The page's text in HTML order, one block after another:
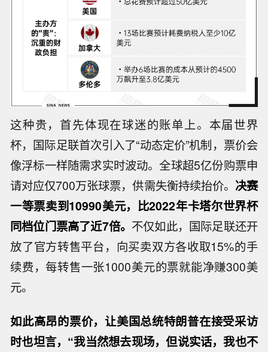
这种贵，首先体现在球迷的账单上。本届世界
杯，国际足联首次引入了“动态定价”机制，票价会
像浮标一样随需求实时波动。全球超5亿份购票申
请对应仅700万张球票，供需失衡持续抬价。 决赛
一等票卖到10990美元，比2022年卡塔尔世界杯
同档位门票高了近7倍。 不仅如此，国际足联还开
放了官方转售平台，向买卖双方各收取15%的手
续费，每转售一张1000美元的票就能净赚300美
元。
如此高昂的票价，让美国总统特朗普在接受采访
时也坦言，“我当然想去现场，但说实话，我也不